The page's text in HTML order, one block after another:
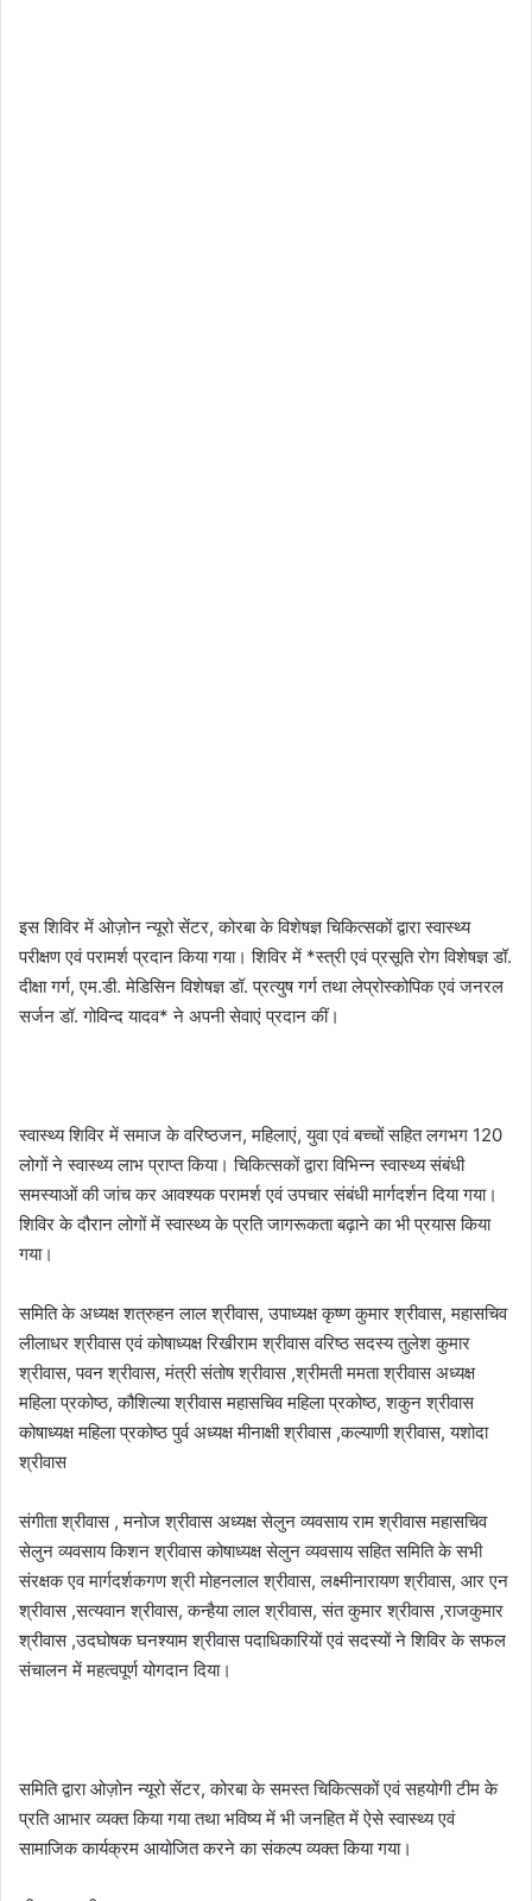
इस शिविर में ओज़ोन न्यूरो सेंटर, कोरबा के विशेषज्ञ चिकित्सकों द्वारा स्वास्थ्य
परीक्षण एवं परामर्श प्रदान किया गया। शिविर में *स्त्री एवं प्रसूति रोग विशेषज्ञ डॉ.
दीक्षा गर्ग, एम.डी. मेडिसिन विशेषज्ञ डॉ. प्रत्युष गर्ग तथा लेप्रोस्कोपिक एवं जनरल
सर्जन डॉ. गोविन्द यादव* ने अपनी सेवाएं प्रदान कीं।
स्वास्थ्य शिविर में समाज के वरिष्ठजन, महिलाएं, युवा एवं बच्चों सहित लगभग 120
लोगों ने स्वास्थ्य लाभ प्राप्त किया। चिकित्सकों द्वारा विभिन्न स्वास्थ्य संबंधी
समस्याओं की जांच कर आवश्यक परामर्श एवं उपचार संबंधी मार्गदर्शन दिया गया।
शिविर के दौरान लोगों में स्वास्थ्य के प्रति जागरूकता बढ़ाने का भी प्रयास किया
गया।
समिति के अध्यक्ष शत्रुहन लाल श्रीवास, उपाध्यक्ष कृष्ण कुमार श्रीवास, महासचिव
लीलाधर श्रीवास एवं कोषाध्यक्ष रिखीराम श्रीवास वरिष्ठ सदस्य तुलेश कुमार
श्रीवास, पवन श्रीवास, मंत्री संतोष श्रीवास ,श्रीमती ममता श्रीवास अध्यक्ष
महिला प्रकोष्ठ, कौशिल्या श्रीवास महासचिव महिला प्रकोष्ठ, शकुन श्रीवास
कोषाध्यक्ष महिला प्रकोष्ठ पुर्व अध्यक्ष मीनाक्षी श्रीवास ,कल्याणी श्रीवास, यशोदा
श्रीवास
संगीता श्रीवास , मनोज श्रीवास अध्यक्ष सेलुन व्यवसाय राम श्रीवास महासचिव
सेलुन व्यवसाय किशन श्रीवास कोषाध्यक्ष सेलुन व्यवसाय सहित समिति के सभी
संरक्षक एव मार्गदर्शकगण श्री मोहनलाल श्रीवास, लक्ष्मीनारायण श्रीवास, आर एन
श्रीवास ,सत्यवान श्रीवास, कन्हैया लाल श्रीवास, संत कुमार श्रीवास ,राजकुमार
श्रीवास ,उदघोषक घनश्याम श्रीवास पदाधिकारियों एवं सदस्यों ने शिविर के सफल
संचालन में महत्वपूर्ण योगदान दिया।
समिति द्वारा ओज़ोन न्यूरो सेंटर, कोरबा के समस्त चिकित्सकों एवं सहयोगी टीम के
प्रति आभार व्यक्त किया गया तथा भविष्य में भी जनहित में ऐसे स्वास्थ्य एवं
सामाजिक कार्यक्रम आयोजित करने का संकल्प व्यक्त किया गया।